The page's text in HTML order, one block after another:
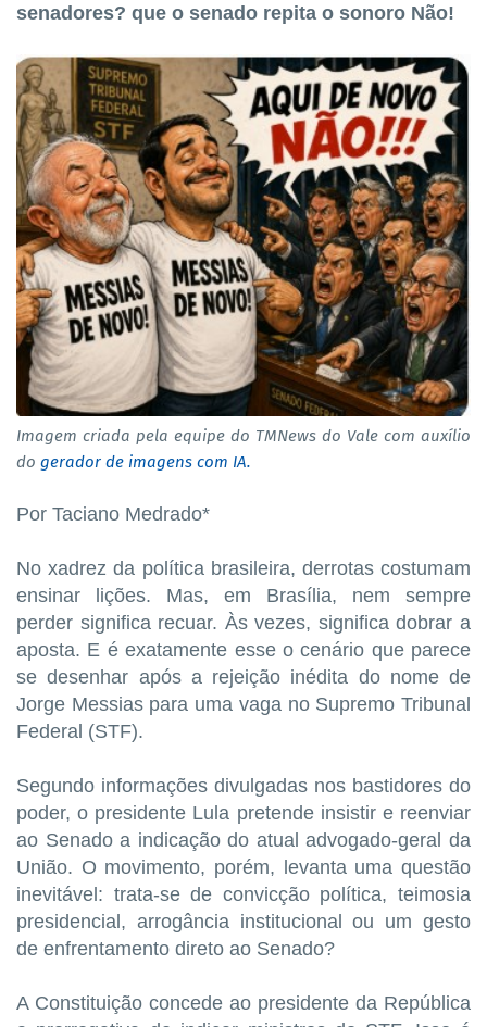
senadores? que o senado repita o sonoro Não!
Imagem criada pela equipe do TMNews do Vale com auxílio
do gerador de imagens com IA.
Por Taciano Medrado*
No xadrez da política brasileira, derrotas costumam
ensinar lições. Mas, em Brasília, nem sempre
perder significa recuar. Às vezes, significa dobrar a
aposta. E é exatamente esse o cenário que parece
se desenhar após a rejeição inédita do nome de
Jorge Messias para uma vaga no Supremo Tribunal
Federal (STF).
Segundo informações divulgadas nos bastidores do
poder, o presidente Lula pretende insistir e reenviar
ao Senado a indicação do atual advogado-geral da
União. O movimento, porém, levanta uma questão
inevitável: trata-se de convicção política, teimosia
presidencial, arrogância institucional ou um gesto
de enfrentamento direto ao Senado?
A Constituição concede ao presidente da República